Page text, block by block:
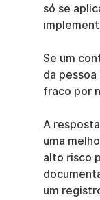
só se
Se um
da
fraco por
A
uma
alto risco
um